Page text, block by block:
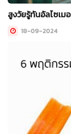
สูงวัยรู้ทันอัลไซเ
18-09-2024